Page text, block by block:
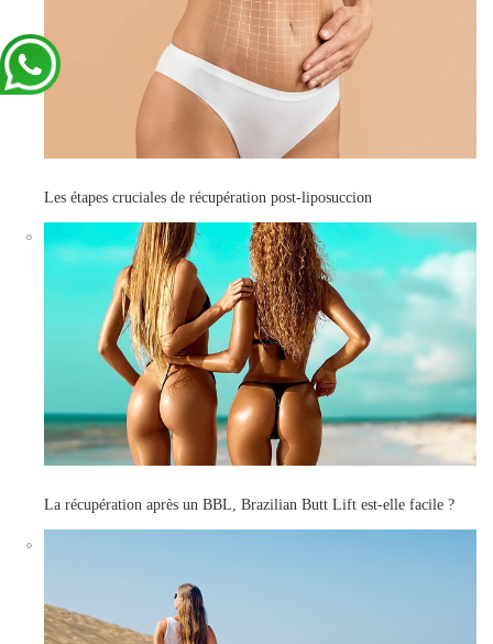
Les étapes cruciales de récupération post-liposuccion
La récupération après un BBL, Brazilian Butt Lift est-elle facile ?